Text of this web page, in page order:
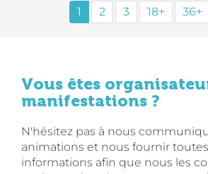
1 2 3 18+ 36+
Vous êtes
manifestations ?
N'hésitez pas à nous
animations et nous fournir
informations afin que nous les